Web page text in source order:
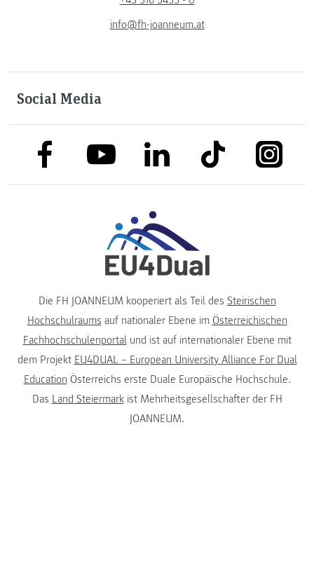
info@fh-joanneum.at
Social Media
link to facebooklink to youtubelink to linkedinlink to tiktok
Die FH JOANNEUM kooperiert als Teil des Steirischen
Hochschulraums auf nationaler Ebene im Österreichischen
Fachhochschulenportalund ist auf internationaler Ebene mit
dem Projekt EU4DUAL – European University Alliance For Dual
Education Österreichs erste Duale Europäische Hochschule.
Das Land Steiermarkist Mehrheitsgesellschafter der FH
JOANNEUM.